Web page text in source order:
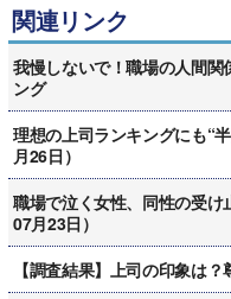
関連リンク
我慢しないで！職場の人間
ング
理想の上司ランキングにも“
月26日）
職場で泣く女性、同性の受
07月23日）
【調査結果】上司の印象は